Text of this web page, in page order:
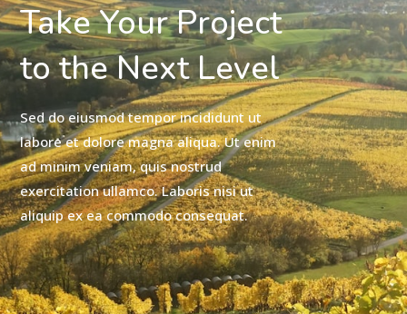
Take Your Project
to the Next Level
Sed do eiusmod tempor incididunt ut
labore et dolore magna aliqua. Ut enim
ad minim veniam, quis nostrud
exercitation ullamco. Laboris nisi ut
aliquip ex ea commodo consequat.